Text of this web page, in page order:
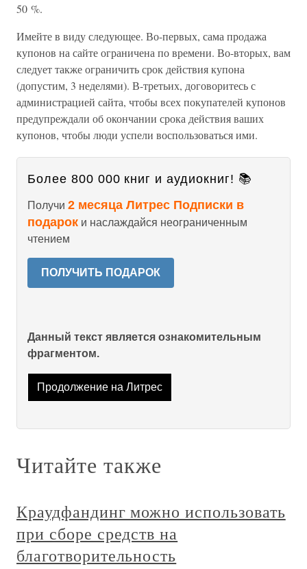
50 %.
Имейте в виду следующее. Во-первых, сама продажа
купонов на сайте ограничена по времени. Во-вторых, вам
следует также ограничить срок действия купона
(допустим, 3 неделями). В-третьих, договоритесь с
администрацией сайта, чтобы всех покупателей купонов
предупреждали об окончании срока действия ваших
купонов, чтобы люди успели воспользоваться ими.
Более 800 000 книг и аудиокниг! 📚
Получи 2 месяца Литрес Подписки в
подарок и наслаждайся неограниченным
чтением
ПОЛУЧИТЬ ПОДАРОК
Данный текст является ознакомительным
фрагментом.
Продолжение на Литрес
Читайте также
Краудфандинг можно использовать
при сборе средств на
благотворительность